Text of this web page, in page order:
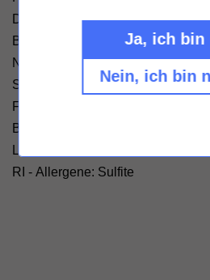
Das frische Holz ist wunderbar
Beeren, Zimt und Pflaumenfrucht.
Nuancen am Gaumen.
Struktur - ein herrlicher
Füllmenge: 750ml - Alkoholgehalt
Bodega Viña Ijalba, Carretera
Logroño, La Rioja, Spanien, -
RI - Allergene: Sulfite
Ja, ich bin
Nein, ich bin